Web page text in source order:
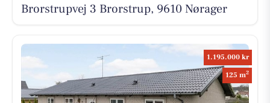
Brorstrupvej 3 Brorstrup, 9610 Nørager
1.195.000 kr
125 m2